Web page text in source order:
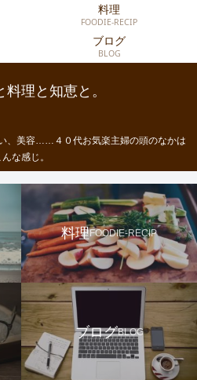
料理と知恵と。
、美容……４０代お気楽主婦の頭のなかは
んな感じ。
料理
FOODIE-RECIP
ブログ
BLOG
料理FOODIE-RECIP
ブログBLOG